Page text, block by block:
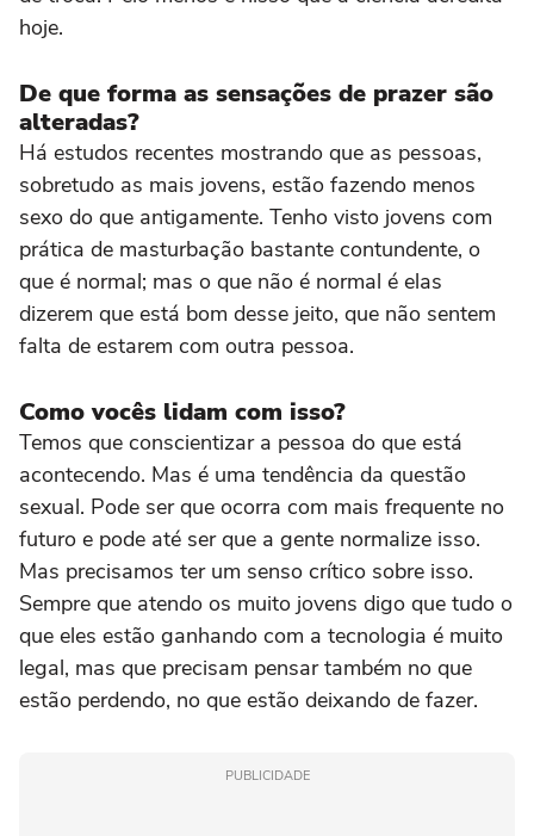
hoje.
De que forma as sensações de prazer são
alteradas?
Há estudos recentes mostrando que as pessoas,
sobretudo as mais jovens, estão fazendo menos
sexo do que antigamente. Tenho visto jovens com
prática de masturbação bastante contundente, o
que é normal; mas o que não é normal é elas
dizerem que está bom desse jeito, que não sentem
falta de estarem com outra pessoa.
Como vocês lidam com isso?
Temos que conscientizar a pessoa do que está
acontecendo. Mas é uma tendência da questão
sexual. Pode ser que ocorra com mais frequente no
futuro e pode até ser que a gente normalize isso.
Mas precisamos ter um senso crítico sobre isso.
Sempre que atendo os muito jovens digo que tudo o
que eles estão ganhando com a tecnologia é muito
legal, mas que precisam pensar também no que
estão perdendo, no que estão deixando de fazer.
PUBLICIDADE